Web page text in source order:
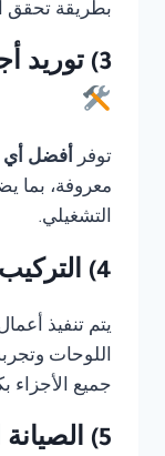
بطريقة تحقق
3) توريد أجهزة إنذار الحريق الأصلية
توفر أفضل أي
معروفة، بما
التشغيلي.
4) التركيب والبرمجة
يتم تنفيذ
اللوحات
جميع الأجزاء
5)